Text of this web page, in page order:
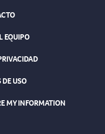
EQUIPO
USO
MY INFORMATION